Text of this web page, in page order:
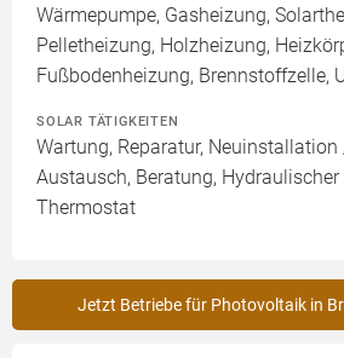
Wärmepumpe, Gasheizung,
Pelletheizung, Holzheizung,
Fußbodenheizung, Brennstoffzelle,
SOLAR TÄTIGKEITEN
Wartung, Reparatur, Neuinstallation
Austausch, Beratung, Hydraulischer
Thermostat
Jetzt Betriebe für Photovoltaik in